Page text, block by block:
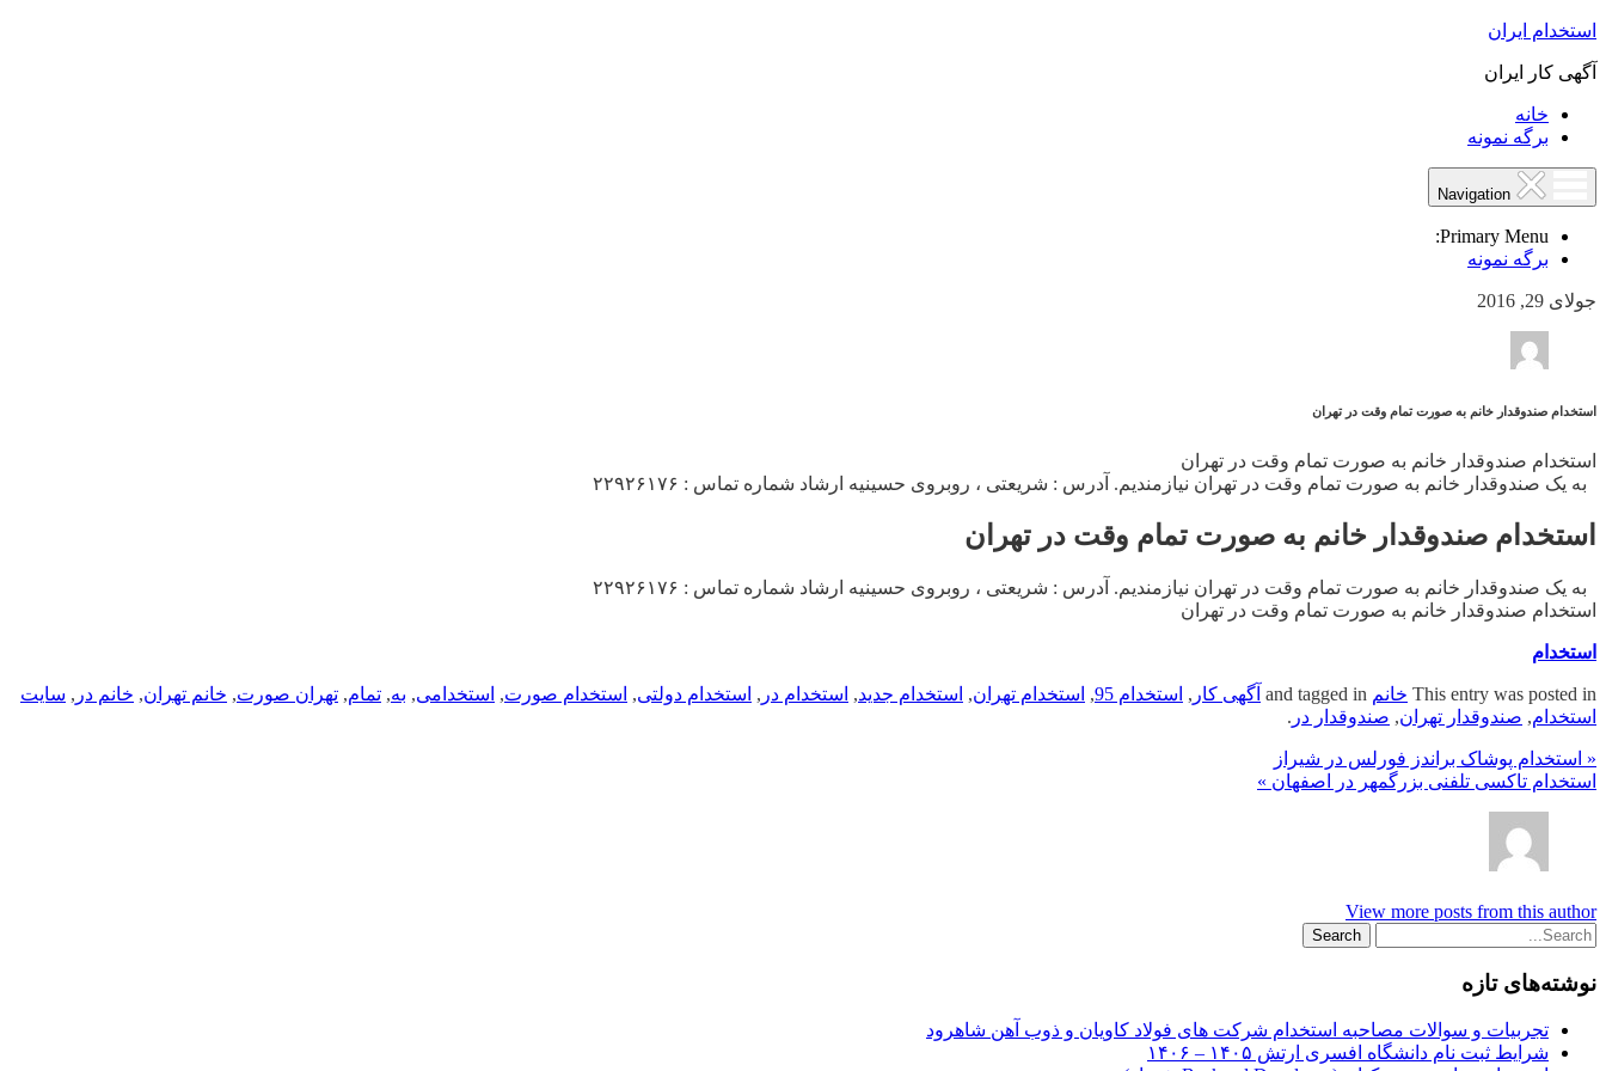
استخدام ایران
آگهی کار ایران
خانه
برگه نمونه
Primary Menu:
برگه نمونه
جولای 29, 2016
استخدام صندوقدار خانم به صورت تمام وقت در تهران
استخدام صندوقدار خانم به صورت تمام وقت در تهران
به یک صندوقدار خانم به صورت تمام وقت در تهران نیازمندیم. آدرس : شریعتی ، روبروی حسینیه ارشاد شماره تماس : ۲۲۹۲۶۱۷۶
استخدام صندوقدار خانم به صورت تمام وقت در تهران
به یک صندوقدار خانم به صورت تمام وقت در تهران نیازمندیم. آدرس : شریعتی ، روبروی حسینیه ارشاد شماره تماس : ۲۲۹۲۶۱۷۶
استخدام صندوقدار خانم به صورت تمام وقت در تهران
استخدام
This entry was posted in خانم آگهی کار , استخدام 95 , استخدام تهران, استخدام جدید, استخدام در , استخدام دولتی, استخدام صورت, استخدامی, به, تمام, تهران صورت, خانم تهران, خانم در , سایت
استخدام, صندوقدار تهران, صندوقدار در .
« استخدام پوشاک براندز فورلس در شیراز
استخدام تاکسی تلفنی بزرگمهر در اصفهان »
View more posts from this author
نوشته‌های تازه
تجربیات و سوالات مصاحبه استخدام شرکت های فولاد کاویان و ذوب آهن شاهرود
شرایط ثبت نام دانشگاه افسری ارتش ۱۴۰۵ – ۱۴۰۶